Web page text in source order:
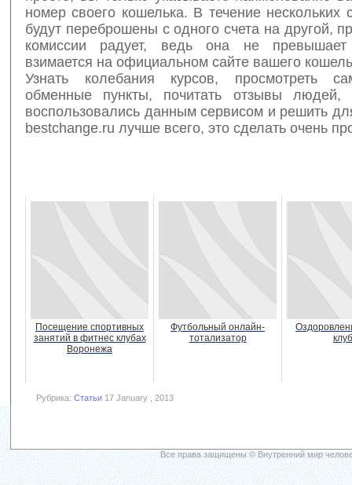
номер своего кошелька. В течение нескольких
будут переброшены с одного счета на другой,
комиссии радует, ведь она не превышает
взимается на официальном сайте вашего
Узнать колебания курсов, просмотреть
обменные пункты, почитать отзывы людей,
воспользовались данным сервисом и решить
bestchange.ru лучше всего, это сделать очень
Посещение спортивных
занятий в фитнес клубах
Воронежа
Футбольный онлайн-
тотализатор
Рубрика: Статьи 17 January , 2013
Все права защищены © Внутренний мир